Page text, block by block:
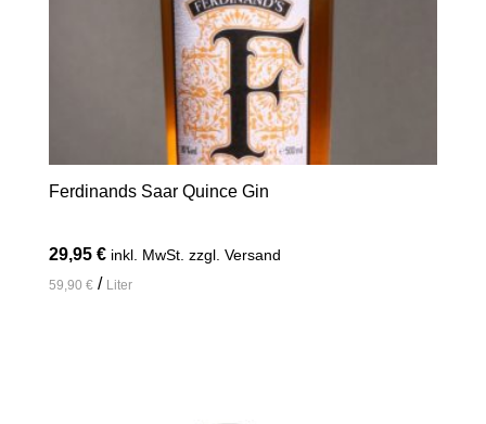
Ferdinands Saar Quince Gin
29,95 € inkl. MwSt. zzgl. Versand
59,90 €/ Liter